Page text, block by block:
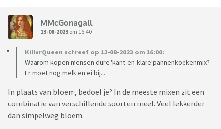
MMcGonagall
13-08-2023 om 16:40
KillerQueen schreef op 13-08-2023 om 16:00:
Waarom kopen mensen dure 'kant-en-klare'pannenkoekenmix?
Er moet nog melk en ei bij...
In plaats van bloem, bedoel je? In de meeste mixen zit een
combinatie van verschillende soorten meel. Veel lekkerder
dan simpelweg bloem.